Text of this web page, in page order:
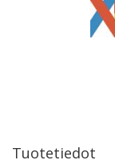
Tuotetiedot